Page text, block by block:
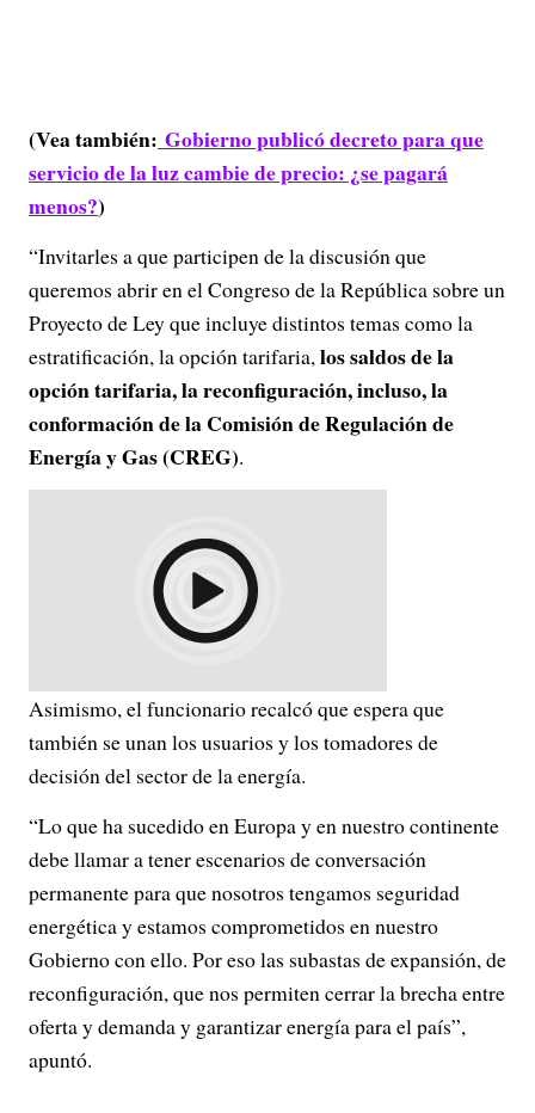
(Vea también: Gobierno publicó decreto para que
servicio de la luz cambie de precio: ¿se pagará
menos?)
“Invitarles a que participen de la discusión que
queremos abrir en el Congreso de la República sobre un
Proyecto de Ley que incluye distintos temas como la
estratificación, la opción tarifaria,los saldos de la
opción tarifaria, la reconfiguración, incluso, la
conformación de la Comisión de Regulación de
Energía y Gas (CREG).
Asimismo, el funcionario recalcó que espera que
también se unan los usuarios y los tomadores de
decisión del sector de la energía.
“Lo que ha sucedido en Europa y en nuestro continente
debe llamar a tener escenarios de conversación
permanente para que nosotros tengamos seguridad
energética y estamos comprometidos en nuestro
Gobierno con ello. Por eso las subastas de expansión, de
reconfiguración, que nos permiten cerrar la brecha entre
oferta y demanda y garantizar energía para el país”,
apuntó.